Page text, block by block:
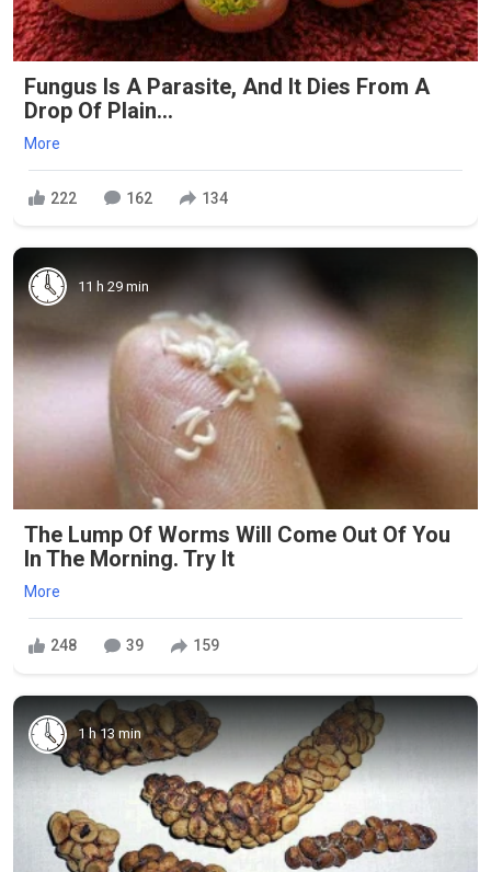
Fungus Is A Parasite, And It Dies From A
Drop Of Plain...
More
222 162 134
11 h 29 min
The Lump Of Worms Will Come Out Of You
In The Morning. Try It
More
248 39 159
1 h 13 min